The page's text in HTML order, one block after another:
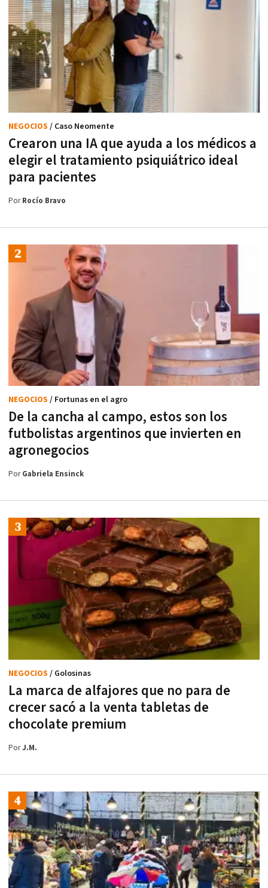
Crearon una IA que ayuda a los médicos a
elegir el tratamiento psiquiátrico ideal
para pacientes
NEGOCIOS / Caso Neomente
PorRocío Bravo
De la cancha al campo, estos son los
futbolistas argentinos que invierten en
agronegocios
NEGOCIOS / Fortunas en el agro
PorGabriela Ensinck
La marca de alfajores que no para de
crecer sacó a la venta tabletas de
chocolate premium
NEGOCIOS / Golosinas
PorJ.M.